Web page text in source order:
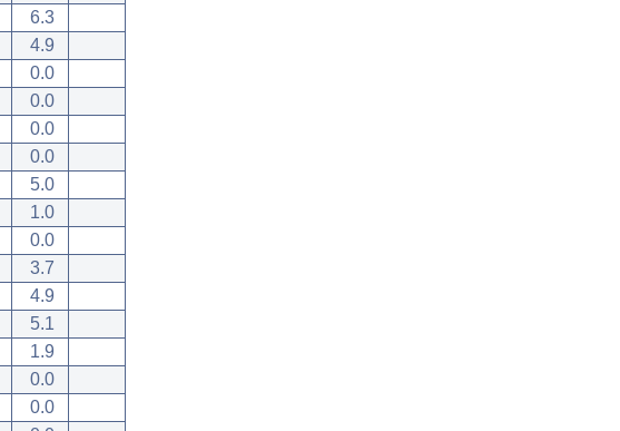
6.3
4.9
0.0
0.0
0.0
0.0
5.0
1.0
0.0
3.7
4.9
5.1
1.9
0.0
0.0